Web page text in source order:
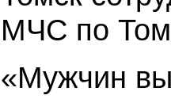
МЧС по
«Мужчин